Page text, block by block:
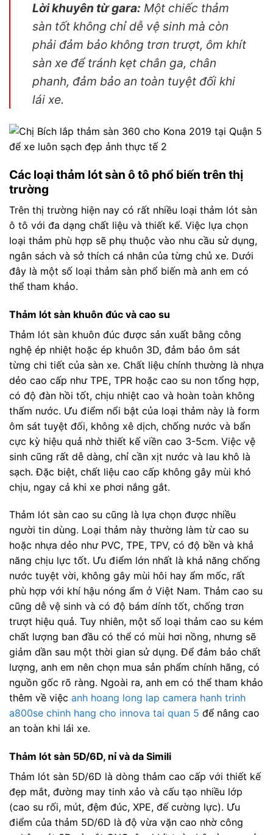
Lời khuyên từ gara: Một chiếc thảm
sàn tốt không chỉ dễ vệ sinh mà còn
phải đảm bảo không trơn trượt, ôm khít
sàn xe để tránh kẹt chân ga, chân
phanh, đảm bảo an toàn tuyệt đối khi
lái xe.
Các loại thảm lót sàn ô tô phổ biến trên thị
trường
Trên thị trường hiện nay có rất nhiều loại thảm lót sàn
ô tô với đa dạng chất liệu và thiết kế. Việc lựa chọn
loại thảm phù hợp sẽ phụ thuộc vào nhu cầu sử dụng,
ngân sách và sở thích cá nhân của từng chủ xe. Dưới
đây là một số loại thảm sàn phổ biến mà anh em có
thể tham khảo.
Thảm lót sàn khuôn đúc và cao su
Thảm lót sàn khuôn đúc được sản xuất bằng công
nghệ ép nhiệt hoặc ép khuôn 3D, đảm bảo ôm sát
từng chi tiết của sàn xe. Chất liệu chính thường là nhựa
dẻo cao cấp như TPE, TPR hoặc cao su non tổng hợp,
có độ đàn hồi tốt, chịu nhiệt cao và hoàn toàn không
thấm nước. Ưu điểm nổi bật của loại thảm này là form
ôm sát tuyệt đối, không xê dịch, chống nước và bẩn
cực kỳ hiệu quả nhờ thiết kế viền cao 3-5cm. Việc vệ
sinh cũng rất dễ dàng, chỉ cần xịt nước và lau khô là
sạch. Đặc biệt, chất liệu cao cấp không gây mùi khó
chịu, ngay cả khi xe phơi nắng gắt.
Thảm lót sàn cao su cũng là lựa chọn được nhiều
người tin dùng. Loại thảm này thường làm từ cao su
hoặc nhựa dẻo như PVC, TPE, TPV, có độ bền và khả
năng chịu lực tốt. Ưu điểm lớn nhất là khả năng chống
nước tuyệt vời, không gây mùi hôi hay ẩm mốc, rất
phù hợp với khí hậu nóng ẩm ở Việt Nam. Thảm cao su
cũng dễ vệ sinh và có độ bám dính tốt, chống trơn
trượt hiệu quả. Tuy nhiên, một số loại thảm cao su kém
chất lượng ban đầu có thể có mùi hơi nồng, nhưng sẽ
giảm dần sau một thời gian sử dụng. Để đảm bảo chất
lượng, anh em nên chọn mua sản phẩm chính hãng, có
nguồn gốc rõ ràng. Ngoài ra, anh em có thể tham khảo
thêm về việc anh hoang long lap camera hanh trinh
a800se chinh hang cho innova tai quan 5 để nâng cao
an toàn khi lái xe.
Thảm lót sàn 5D/6D, nỉ và da Simili
Thảm lót sàn 5D/6D là dòng thảm cao cấp với thiết kế
đẹp mắt, đường may tinh xảo và cấu tạo nhiều lớp
(cao su rối, mút, đệm đúc, XPE, đế cường lực). Ưu
điểm của thảm 5D/6D là độ vừa vặn cao nhờ công